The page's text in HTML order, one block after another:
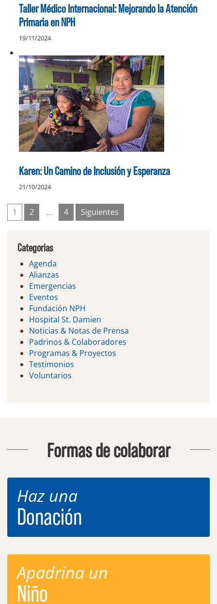
Taller Médico Internacional: Mejorando la Atención
Primaria en NPH
19/11/2024
Karen: Un Camino de Inclusión y Esperanza
21/10/2024
Paginación
de
entradas
1 2 … 4 Siguientes
Categorias
Agenda
Alianzas
Emergencias
Eventos
Fundación NPH
Hospital St. Damien
Noticias & Notas de Prensa
Padrinos & Colaboradores
Programas & Proyectos
Testimonios
Voluntarios
Formas de colaborar
Haz una
Donación
Apadrina un
Niño